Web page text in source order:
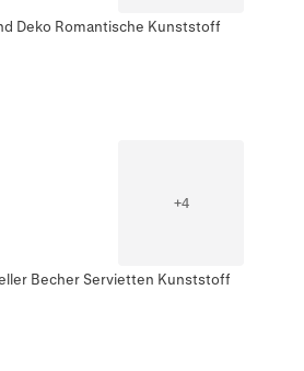
Deko Romantische Kunststoff
+4
Becher Servietten Kunststoff